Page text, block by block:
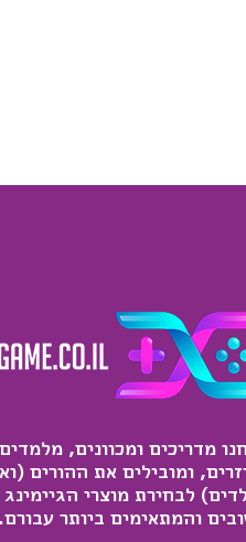
מדריכים ומכוונים, מלמדים
ומובילים את ההורים
לבחירת מוצרי הגיימינג
והמתאימים ביותר עבורם.